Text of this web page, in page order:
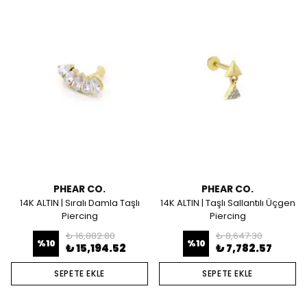
PHEAR CO.
14K ALTIN | Sıralı Damla Taşlı
Piercing
%10
₺ 16,882.80
₺ 15,194.52
SEPETE EKLE
PHEAR CO.
14K ALTIN | Taşlı Sallantılı Üçgen
Piercing
%10
₺ 8,647.30
₺ 7,782.57
SEPETE EKLE